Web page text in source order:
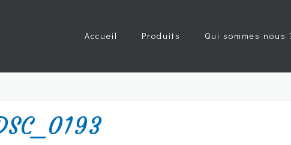
Accueil Produits Qui sommes nous